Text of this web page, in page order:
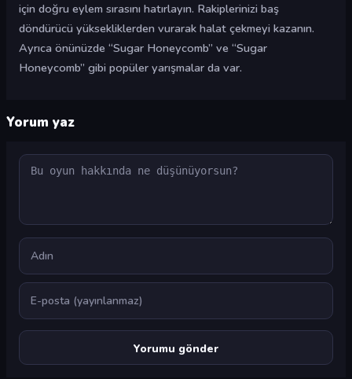
için doğru eylem sırasını hatırlayın. Rakiplerinizi baş
döndürücü yüksekliklerden vurarak halat çekmeyi kazanın.
Ayrıca önünüzde “Sugar Honeycomb” ve “Sugar
Honeycomb” gibi popüler yarışmalar da var.
Yorum yaz
Yorum
Ad
E-posta